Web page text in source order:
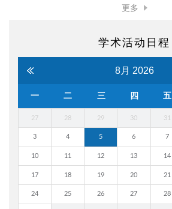
更多
学术活动日程
8月 2026
一 二 三 四 五
27 28 29 30 31
3 4 5 6 7
10 11 12 13 14
17 18 19 20 21
24 25 26 27 28